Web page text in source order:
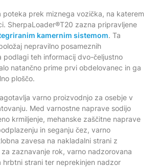
poteka prek miznega vozička, na katerem
SherpaLoader®T20 zazna pripravljene
kamernim sistemom. Ta
nepravilno posameznih
podlagi teh informacij dvo-čeljustno
natančno prime prvi obdelovanec in ga
ploščo.
varno proizvodnjo za osebje v
Med varnostne naprave sodijo
krmiljenje, mehanske zaščitne naprave
in seganju čez, varno
zavesa na nakladalni strani z
zaznavanje rok, varno nadzorovana
hrbtni strani ter neprekinjen nadzor